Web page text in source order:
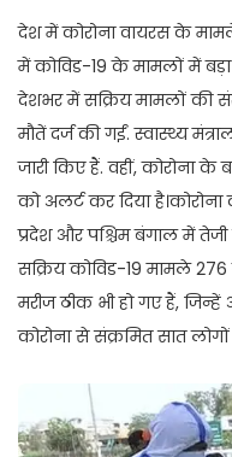
देश में कोरोना वायरस के
में कोविड-19 के मामलों में
देशभर में सक्रिय मामलों की
मौतें दर्ज की गईं. स्वास्थ्य
जारी किए हैं. वहीं, कोरोना
को अलर्ट कर दिया
प्रदेश और पश्चिम बंगाल में
सक्रिय कोविड-19 मामले
मरीज ठीक भी हो गए हैं, जिन्हें
कोरोना से संक्रमित सात